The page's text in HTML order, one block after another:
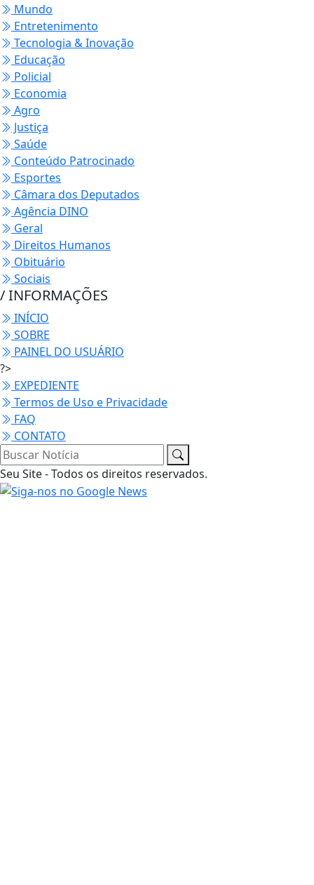
Mundo
Entretenimento
Tecnologia & Inovação
Educação
Policial
Economia
Agro
Justiça
Saúde
Conteúdo Patrocinado
Esportes
Câmara dos Deputados
Agência DINO
Geral
Direitos Humanos
Obituário
Sociais
/ INFORMAÇÕES
INÍCIO
SOBRE
PAINEL DO USUÁRIO
?>
EXPEDIENTE
Termos de Uso e Privacidade
FAQ
CONTATO
Seu Site - Todos os direitos reservados.